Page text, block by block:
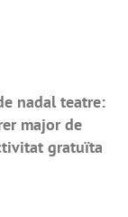
nadal teatre:
major de
gratuïta